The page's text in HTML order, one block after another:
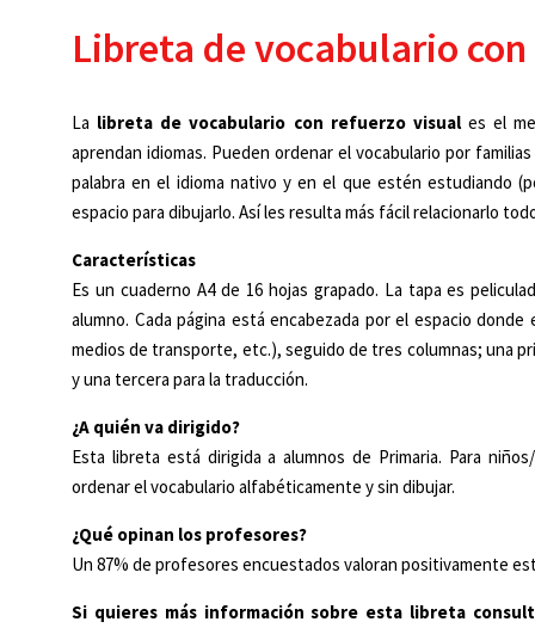
Libreta de vocabulario
La libreta de vocabulario con refuerzo visuales el
aprendan idiomas. Pueden ordenar el vocabulario por
palabra en el idioma nativo y en el que estén estudiando
espacio para dibujarlo. Así les resulta más fácil relacionarlo
Características
Es un cuaderno A4 de 16 hojas grapado. La tapa es
alumno. Cada página está encabezada por el espacio
medios de transporte, etc.), seguido de tres columnas; una
y una tercera para la traducción.
¿A quién va dirigido?
Esta libreta está dirigida a alumnos de Primaria. Para
ordenar el vocabulario alfabéticamente y sin dibujar.
¿Qué opinan los profesores?
Un 87% de profesores encuestados valoran positivamente
Si quieres más información sobre esta libreta